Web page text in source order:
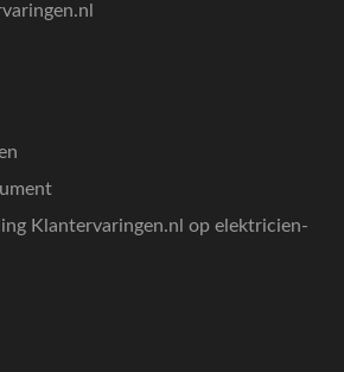
Klantervaringen.nl op elektricien-